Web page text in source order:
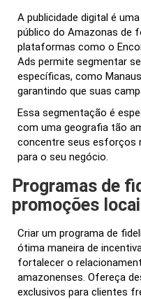
A publicidade digital é
público do Amazonas de
plataformas como o
Ads permite segmentar
específicas, como
garantindo que suas
Essa segmentação é
com uma geografia tão
concentre seus esforços
para o seu negócio.
Programas de
promoções
Criar um programa de
ótima maneira de
fortalecer o
amazonenses. Ofereça
exclusivos para clientes